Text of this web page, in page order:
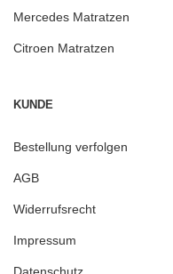
Mercedes Matratzen
Citroen Matratzen
KUNDE
Bestellung verfolgen
AGB
Widerrufsrecht
Impressum
Datenschutz